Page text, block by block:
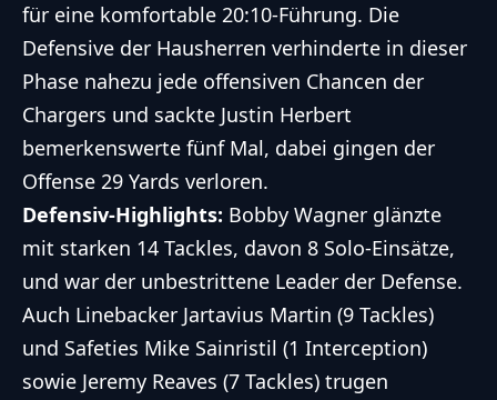
für eine komfortable 20:10-Führung. Die
Defensive der Hausherren verhinderte in dieser
Phase nahezu jede offensiven Chancen der
Chargers und sackte Justin Herbert
bemerkenswerte fünf Mal, dabei gingen der
Offense 29 Yards verloren.
Defensiv-Highlights: Bobby Wagner glänzte
mit starken 14 Tackles, davon 8 Solo-Einsätze,
und war der unbestrittene Leader der Defense.
Auch Linebacker Jartavius Martin (9 Tackles)
und Safeties Mike Sainristil (1 Interception)
sowie Jeremy Reaves (7 Tackles) trugen